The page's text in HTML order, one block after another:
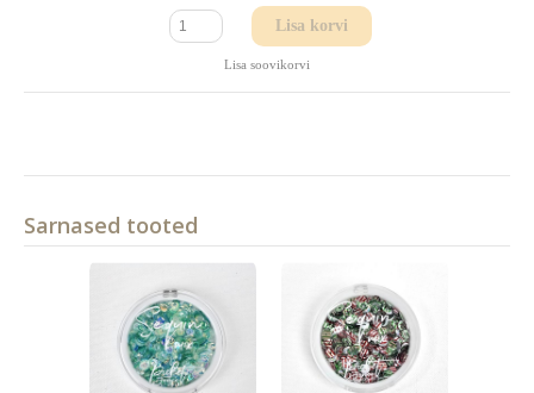
Lisa korvi
Lisa soovikorvi
Sarnased tooted